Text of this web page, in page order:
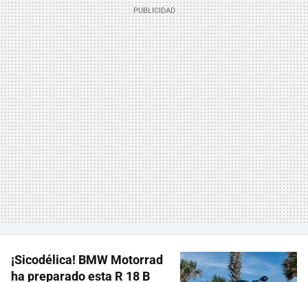
¡Sicodélica! BMW Motorrad
ha preparado esta R 18 B